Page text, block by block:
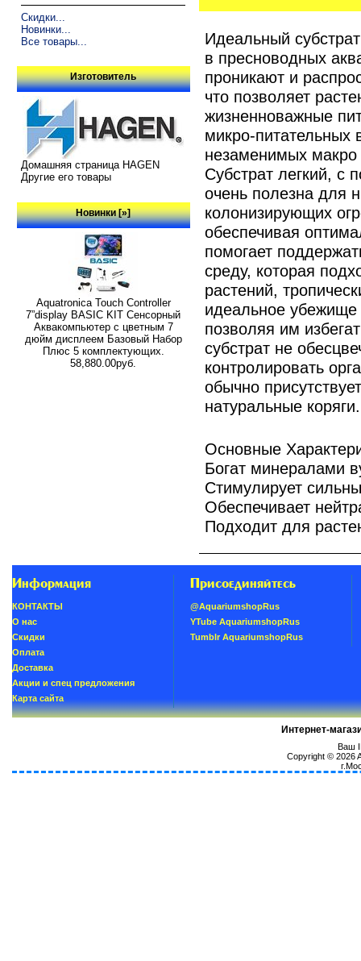
Скидки...
Новинки...
Все товары...
Изготовитель
Домашняя страница HAGEN
Другие его товары
Новинки [»]
Aquatronica Touch Controller
7”display BASIC KIT Сенсорный
Аквакомпьютер с цветным 7
дюйм дисплеем Базовый Набор
Плюс 5 комплектующих.
58,880.00руб.
Идеальный
в пресноводных
проникают и
что позволяет
жизненноважные
микро-питательных
незаменимых
Субстрат легкий, с
очень полезна для
колонизирующих
обеспечивая
помогает
среду, которая
растений,
идеальное убежище
позволяя им
субстрат не
контролировать
обычно
натуральные коряги.
Основные
Богат минералами
Стимулирует
Обеспечивает
Подходит для
Информация
КОНТАКТЫ
О нас
Скидки
Oплатa
Доставка
Акции и спец предложения
Карта сайта
Присоединяйтесь
@AquariumshopRus
YTube AquariumshopRus
Tumblr AquariumshopRus
Интернет-
Ваш
Copyright © 2026